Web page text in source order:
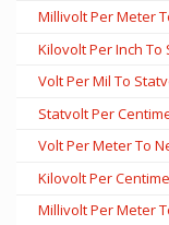
Millivolt Per Meter
Kilovolt Per Inch To
Volt Per Mil To
Statvolt Per
Volt Per Meter To
Kilovolt Per
Millivolt Per Meter